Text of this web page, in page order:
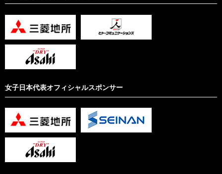
女子日本代表オフィシャルスポンサー